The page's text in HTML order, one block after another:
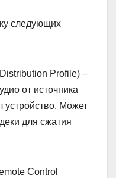
следующих
Profile) –
от источника
устройство. Может
для сжатия
Control